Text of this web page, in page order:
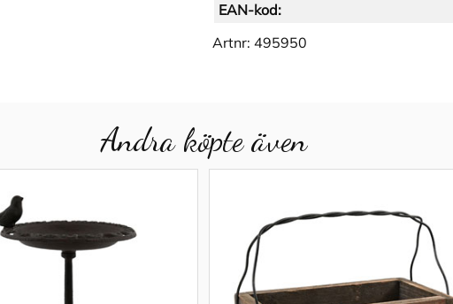
EAN-kod:
Artnr: 495950
Andra köpte även